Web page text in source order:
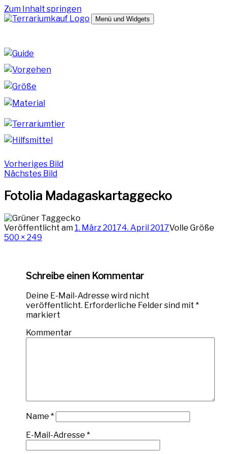
Zum Inhalt springen
Menü und Widgets
Vorheriges Bild
Nächstes Bild
Fotolia Madagaskartaggecko
Veröffentlicht am 1. März 20174. April 2017Volle Größe
500 × 249
Schreibe einen Kommentar
Deine E-Mail-Adresse wird nicht
veröffentlicht. Erforderliche Felder sind mit*
markiert
Kommentar
Name*
E-Mail-Adresse*